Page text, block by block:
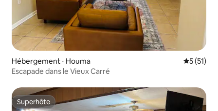
Hébergement ⋅ Houma
5 (51)
Escapade dans le Vieux Carré
Superhôte
Superhôte